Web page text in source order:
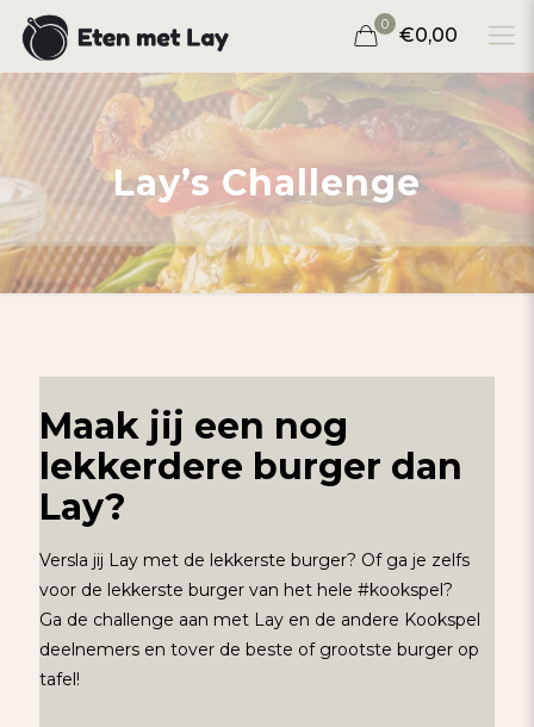
0 €0,00
Lay’s Challenge
Maak jij een nog
lekkerdere burger dan
Lay?
Versla jij Lay met de lekkerste burger? Of ga je zelfs
voor de lekkerste burger van het hele #kookspel?
Ga de challenge aan met Lay en de andere Kookspel
deelnemers en tover de beste of grootste burger op
tafel!